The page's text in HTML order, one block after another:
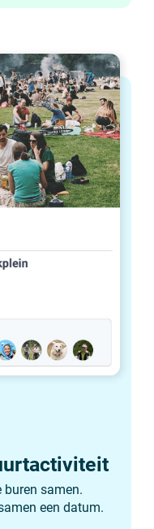
buren samen.
een datum.